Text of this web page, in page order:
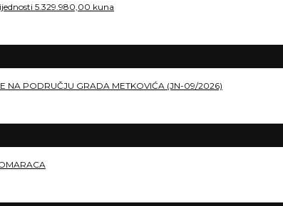
5.329.980,00 kuna
NA PODRUČJU GRADA METKOVIĆA (JN-09/2026)